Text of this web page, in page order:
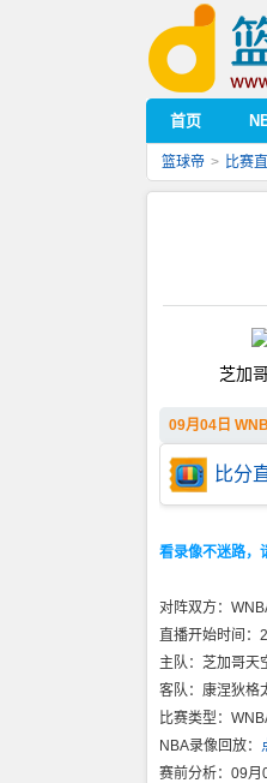
首页
篮球帝 > 比赛
芝加
09月04日
比分
看录像不迷路，
对阵双方：
直播开始时间
主队：芝加哥天
客队：康涅狄格
比赛类型：
NBA录像回放：
赛前分析：09月